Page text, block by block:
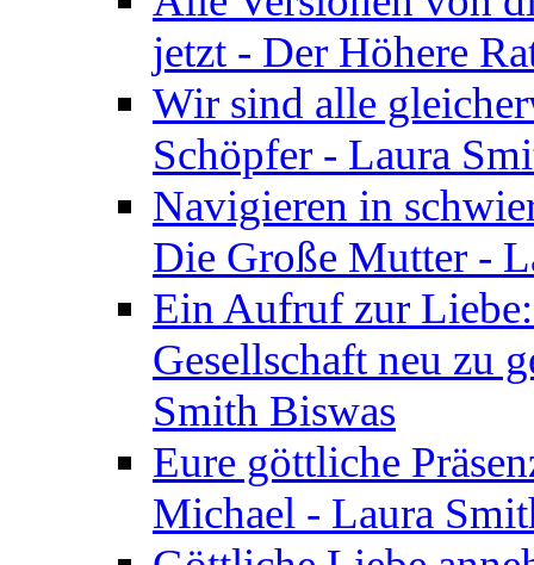
jetzt - Der Höhere
Wir sind alle
Schöpfer - Laura
Navigieren in
Die Große Mutter -
Ein Aufruf zur
Gesellschaft neu zu
Smith Biswas
Eure göttliche
Michael - Laura